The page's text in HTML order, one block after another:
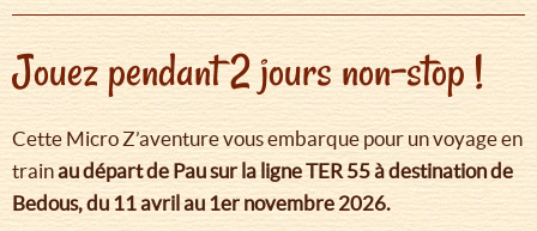
Jouez pendant 2 jours non-stop !
Cette Micro Z’aventure vous embarque pour un voyage en
trainau départ de Pau sur la ligne TER 55 à destination de
Bedous, du 11 avril au 1er novembre 2026.